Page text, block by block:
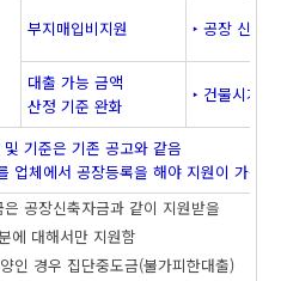
부지매입비지원 ‣ 공장 신축
대출 가능 금액
산정 기준 완화
‣ 건물시가
기준은 기존 공고와 같음
업체에서 공장등록을 해야 지원이 가능
공장신축자금과 같이 지원받을
에 대해서만 지원함
인 경우 집단중도금(불가피한대출)